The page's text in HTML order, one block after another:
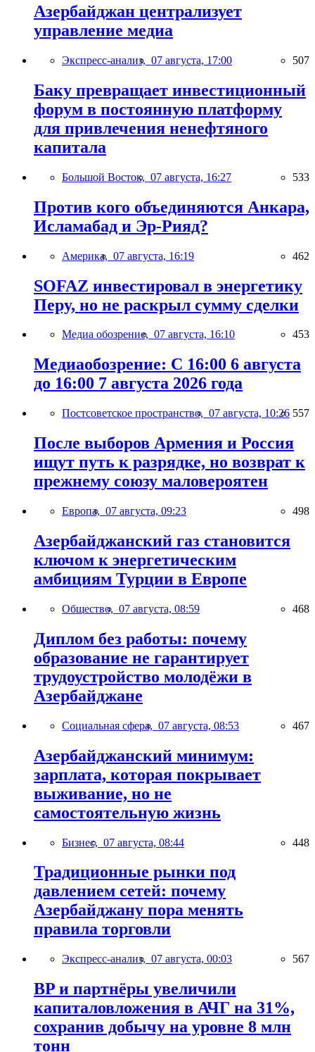
Азербайджан централизует
управление медиа
Экспресс-анализ, 07 августа, 17:00 507
Баку превращает инвестиционный
форум в постоянную платформу
для привлечения ненефтяного
капитала
Большой Восток, 07 августа, 16:27 533
Против кого объединяются Анкара,
Исламабад и Эр-Рияд?
Америка, 07 августа, 16:19 462
SOFAZ инвестировал в энергетику
Перу, но не раскрыл сумму сделки
Медиа обозрение, 07 августа, 16:10 453
Медиаобозрение: С 16:00 6 августа
до 16:00 7 августа 2026 года
Постсоветское пространство, 07 августа, 10:26 557
После выборов Армения и Россия
ищут путь к разрядке, но возврат к
прежнему союзу маловероятен
Европа, 07 августа, 09:23 498
Азербайджанский газ становится
ключом к энергетическим
амбициям Турции в Европе
Общество, 07 августа, 08:59 468
Диплом без работы: почему
образование не гарантирует
трудоустройство молодёжи в
Азербайджане
Социальная сфера, 07 августа, 08:53 467
Азербайджанский минимум:
зарплата, которая покрывает
выживание, но не
самостоятельную жизнь
Бизнес, 07 августа, 08:44 448
Традиционные рынки под
давлением сетей: почему
Азербайджану пора менять
правила торговли
Экспресс-анализ, 07 августа, 00:03 567
BP и партнёры увеличили
капиталовложения в АЧГ на 31%,
сохранив добычу на уровне 8 млн
тонн